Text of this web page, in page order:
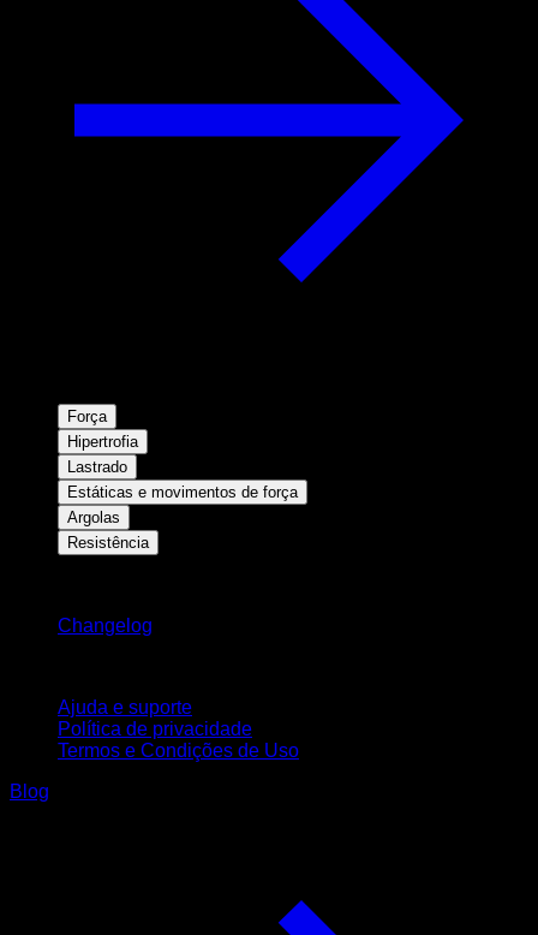
Força
Hipertrofia
Lastrado
Estáticas e movimentos de força
Argolas
Resistência
Changelog
Ajuda e suporte
Política de privacidade
Termos e Condições de Uso
Blog